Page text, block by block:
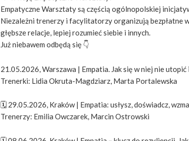
Empatyczne Warsztaty są częścią ogólnopolskiej
Niezależni trenerzy i facylitatorzy organizują bezpłatne
głębsze relacje, lepiej rozumieć siebie i innych.
Już niebawem odbędą się 👇
21.05.2026, Warszawa | Empatia. Jak się w niej nie
Trenerki: Lidia Okruta-Magdziarz, Marta Portalewska
🗓️ 29.05.2026, Kraków | Empatia: usłysz, doświadcz,
Trenerzy: Emilia Owczarek, Marcin Ostrowski